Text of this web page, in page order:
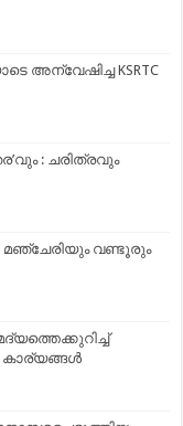
അന്വേഷിച്ച KSRTC
: ചരിത്രവും
വണ്ടൂരും
കാര്യങ്ങൾ